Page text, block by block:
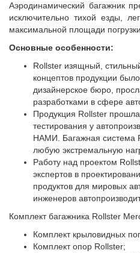
Аэродинамический багажник
исключительно тихой езды,
максимальной площади погрузки.
Основные особенности:
Rollster изящный,
концептов продукции
дизайнерское бюро,
разработками в сфере
Продукция Rollster
тестирования у
НАМИ. Багажная система
любую экстремальную
Работу над проектом
экспертов в
продуктов для мировых
инженеров
Комплект багажника Rollster
Комплект крыловидных
Комплект опор Rollster;